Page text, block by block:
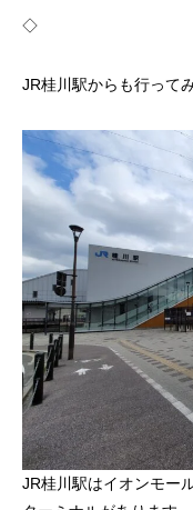
◇
JR桂川駅からも行って
JR桂川駅はイオンモー